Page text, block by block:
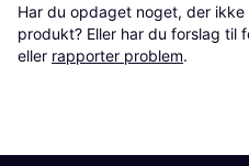
Har du opdaget noget, der
produkt? Eller har du forslag til
eller rapporter problem.